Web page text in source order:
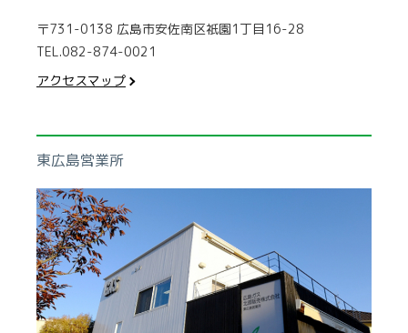
〒731-0138 広島市安佐南区祇園1丁目16-28
TEL.082-874-0021
アクセスマップ
東広島営業所